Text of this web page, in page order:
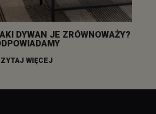
DYWAN JE ZRÓWNOWAŻY?
WIĘCEJ